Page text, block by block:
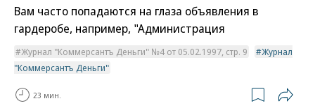
Вам часто попадаются на глаза объявления в
гардеробе, например, "Администрация
Журнал "Коммерсантъ Деньги" №4 от 05.02.1997, стр. 9
Журнал
"Коммерсантъ Деньги"
23 мин.